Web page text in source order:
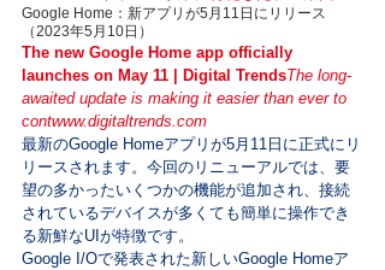
Google Home：新アプリが5月11日にリリース
（2023年5月10日）
The new Google Home app officially
launches on May 11 | Digital TrendsThe long-
awaited update is making it easier than ever to
contwww.digitaltrends.com
最新のGoogle Homeアプリが5月11日に正式にリ
リースされます。今回のリニューアルでは、要
望の多かったいくつかの機能が追加され、接続
されているデバイスが多くても簡単に操作でき
る新鮮なUIが特徴です。
Google I/Oで発表された新しいGoogle Homeア